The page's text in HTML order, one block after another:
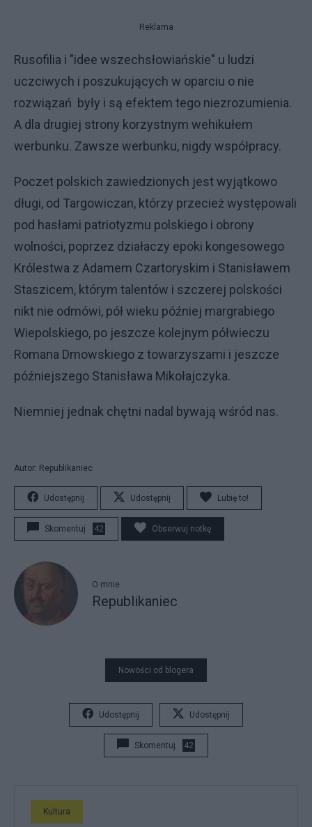
Reklama
Rusofilia i "idee wszechsłowiańskie" u ludzi
uczciwych i poszukujących w oparciu o nie
rozwiązań były i są efektem tego niezrozumienia.
A dla drugiej strony korzystnym wehikułem
werbunku. Zawsze werbunku, nigdy współpracy.
Poczet polskich zawiedzionych jest wyjątkowo
długi, od Targowiczan, którzy przecież występowali
pod hasłami patriotyzmu polskiego i obrony
wolności, poprzez działaczy epoki kongesowego
Królestwa z Adamem Czartoryskim i Stanisławem
Staszicem, którym talentów i szczerej polskości
nikt nie odmówi, pół wieku później margrabiego
Wiepolskiego, po jeszcze kolejnym półwieczu
Romana Dmowskiego z towarzyszami i jeszcze
późniejszego Stanisława Mikołajczyka.
Niemniej jednak chętni nadal bywają wśród nas.
Autor: Republikaniec
Udostępnij Udostępnij Lubię to!
Skomentuj 42 Obserwuj notkę
O mnie
Republikaniec
Nowości od blogera
Udostępnij Udostępnij
Skomentuj 42
Kultura